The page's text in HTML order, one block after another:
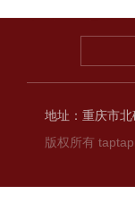
地址：重庆市
版权所有